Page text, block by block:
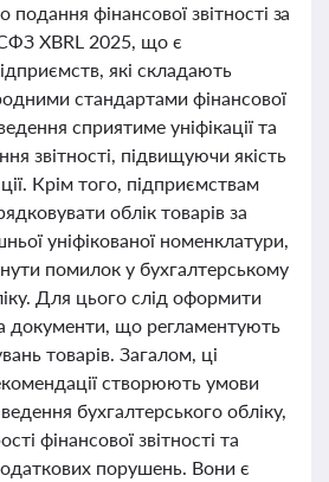
подання фінансової звітності за
XBRL 2025, що є
які складають
стандартами фінансової
сприятиме уніфікації та
звітності, підвищуючи якість
Крім того, підприємствам
облік товарів за
уніфікованої номенклатури,
помилок у бухгалтерському
Для цього слід оформити
документи, що регламентують
товарів. Загалом, ці
створюють умови
бухгалтерського обліку,
фінансової звітності та
порушень. Вони є